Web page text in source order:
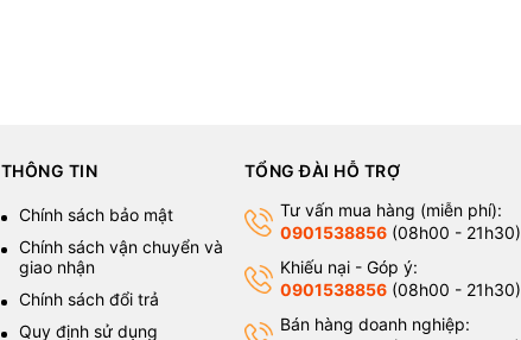
THÔNG TIN
Chính sách bảo mật
Chính sách vận chuyển và
giao nhận
Chính sách đổi trả
Quy định sử dụng
TỔNG ĐÀI HỖ TRỢ
Tư vấn mua hàng (miễn phí):
0901538856(08h00 - 21h30)
Khiếu nại - Góp ý:
0901538856(08h00 - 21h30)
Bán hàng doanh nghiệp: